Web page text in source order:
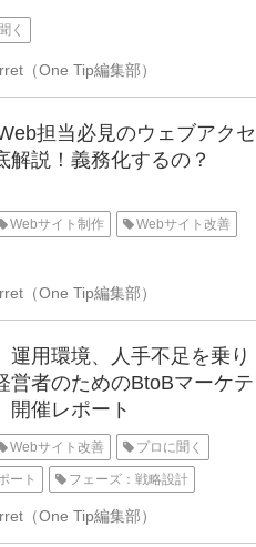
く
（One Tip編集部）
担当必見のウェブアクセ
解説！義務化するの？
Webサイト制作 Webサイト改善
（One Tip編集部）
運用環境、人手不足を乗り
営者のためのBtoBマーケテ
開催レポート
Webサイト改善 プロに聞く
ート フェーズ：戦略設計
（One Tip編集部）